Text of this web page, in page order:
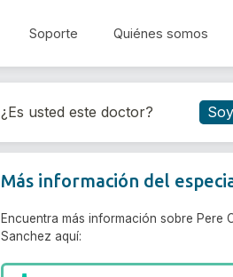
Soporte Quiénes somos
¿Es usted este doctor?
Más información del
Encuentra más información sobre Pere
Sanchez aquí: